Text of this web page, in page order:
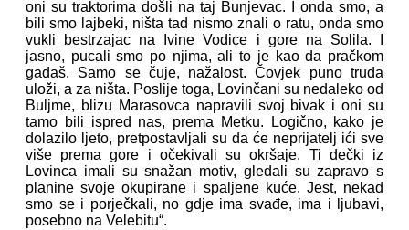
oni su traktorima došli na taj Bunjevac. I onda smo, a
bili smo lajbeki, ništa tad nismo znali o ratu, onda smo
vukli bestrzajac na Ivine Vodice i gore na Solila. I
jasno, pucali smo po njima, ali to je kao da pračkom
gađaš. Samo se čuje, nažalost. Čovjek puno truda
uloži, a za ništa. Poslije toga, Lovinčani su nedaleko od
Buljme, blizu Marasovca napravili svoj bivak i oni su
tamo bili ispred nas, prema Metku. Logično, kako je
dolazilo ljeto, pretpostavljali su da će neprijatelj ići sve
više prema gore i očekivali su okršaje. Ti dečki iz
Lovinca imali su snažan motiv, gledali su zapravo s
planine svoje okupirane i spaljene kuće. Jest, nekad
smo se i porječkali, no gdje ima svađe, ima i ljubavi,
posebno na Velebitu“.